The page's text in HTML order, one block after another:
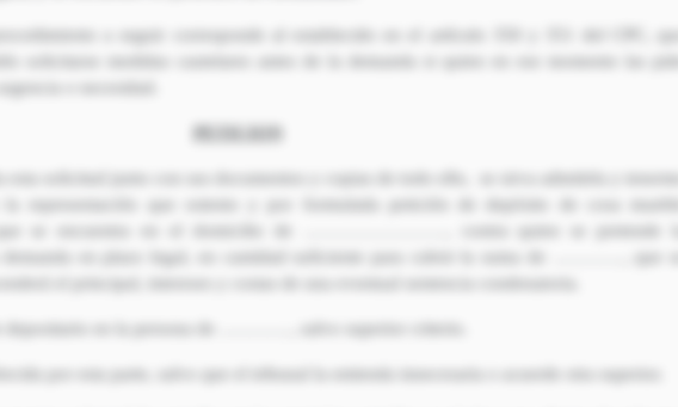
a seguir corresponde al establecido en el artículo 350 y 351 del CPC, que
solicitarse medidas cautelares antes de la demanda si quien en ese momento las pide
o necesidad.
PETICION
esta solicitud junto con sus documentos y copias de todo ello, se sirva admitirla y tenerme
representación que ostento y por formulada petición de depósito de cosa mueble
se encuentra en el domicilio de ……………………, contra quien se pretende la
demanda en plazo legal, en cantidad suficiente para cubrir la suma de …………, que se
el principal, intereses y costas de una eventual sentencia condenatoria.
depositario en la persona de …………, salvo superior criterio.
por esta parte, salvo que el tribunal la entienda innecesaria o acuerde otra superior.